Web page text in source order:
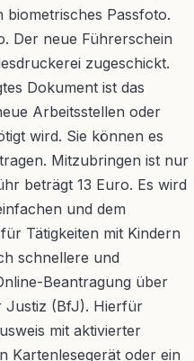
Passfoto.
Der neue Führerschein
zugeschickt.
Dokument ist das
Arbeitsstellen oder
wird. Sie können es
Mitzubringen ist nur
beträgt 13 Euro. Es wird
und dem
Tätigkeiten mit Kindern
schnellere und
Beantragung über
Justiz (BfJ). Hierfür
mit aktivierter
Kartenlesegerät oder ein